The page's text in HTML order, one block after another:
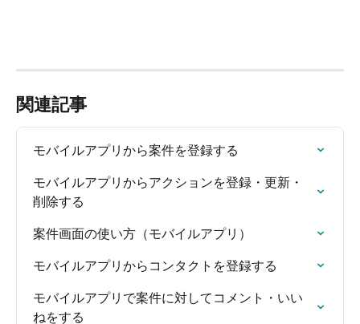
関連記事
モバイルアプリから案件を登録する
モバイルアプリからアクションを登録・更新・
削除する
案件画面の使い方（モバイルアプリ）
モバイルアプリからコンタクトを登録する
モバイルアプリで案件に対してコメント・いい
ねをする